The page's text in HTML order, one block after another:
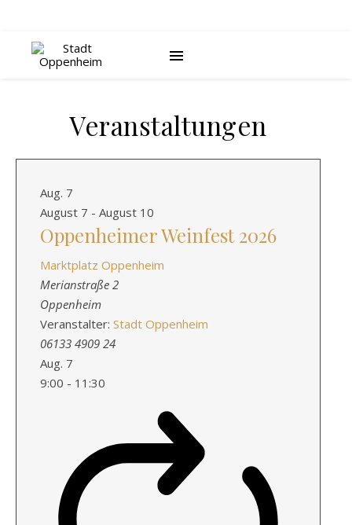
Veranstaltungen
Aug. 7
August 7 - August 10
Oppenheimer Weinfest 2026
Marktplatz Oppenheim
Merianstraße 2
Oppenheim
Veranstalter: Stadt Oppenheim
06133 4909 24
Aug. 7
9:00 - 11:30